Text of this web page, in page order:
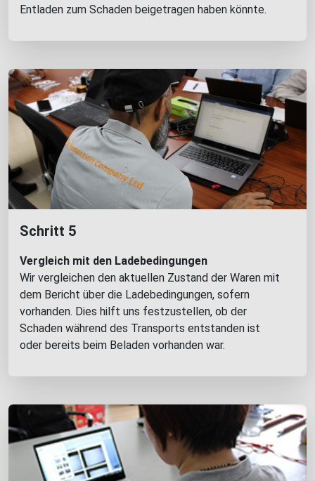
Entladen zum Schaden beigetragen haben könnte.
Schritt 5
Vergleich mit den Ladebedingungen
Wir vergleichen den aktuellen Zustand der Waren mit
dem Bericht über die Ladebedingungen, sofern
vorhanden. Dies hilft uns festzustellen, ob der
Schaden während des Transports entstanden ist
oder bereits beim Beladen vorhanden war.